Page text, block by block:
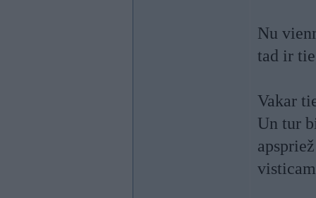
Nu
tad ir
Vakar
Un tur